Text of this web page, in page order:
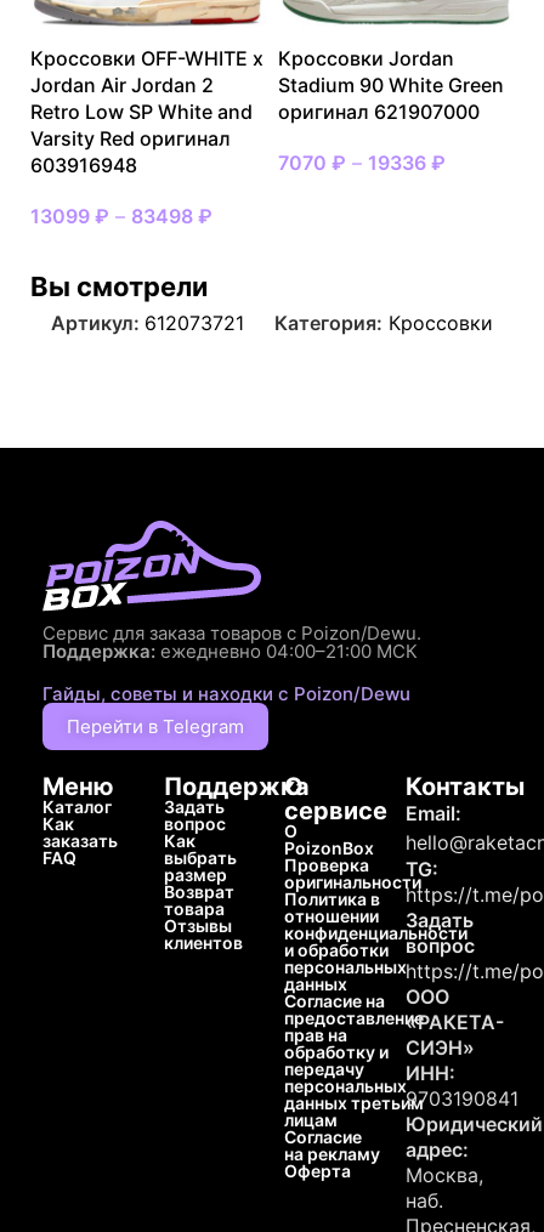
Кроссовки OFF-WHITE x
Jordan Air Jordan 2
Retro Low SP White and
Varsity Red оригинал
603916948
13099 ₽ – 83498 ₽
Кроссовки Jordan
Stadium 90 White Green
оригинал 621907000
7070 ₽ – 19336 ₽
Вы смотрели
Артикул: 612073721 Категория: Кроссовки
Сервис для заказа товаров с Poizon/Dewu.
Поддержка: ежедневно 04:00–21:00 МСК
Гайды, советы и находки с Poizon/Dewu
Перейти в Telegram
Меню
Каталог
Как
заказать
FAQ
Поддержка
Задать
вопрос
Как
выбрать
размер
Возврат
товара
Отзывы
клиентов
О
сервисе
О
PoizonBox
Проверка
оригинальности
Политика в
отношении
конфиденциальности
и обработки
персональных
данных
Согласие на
предоставление
прав на
обработку и
передачу
персональных
данных третьим
лицам
Согласие
на рекламу
Оферта
Контакты
Email:
TG:
https://t.me/
Задать
вопрос
https://t.me/
ООО
«РАКЕТА-
СИЭН»
ИНН:
9703190841
Юридический
адрес:
Москва,
наб.
Пресненская,